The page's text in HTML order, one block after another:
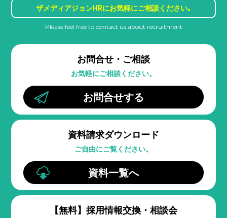
ザメディアジョンHRにお気軽にご相談ください｡
Please feel free to contact us about recruitment
お問合せ・ご相談
お気軽にご相談ください。
お問合せする
資料請求ダウンロード
ご自由にご覧ください。
資料一覧へ
【無料】 採用情報交換・相談会